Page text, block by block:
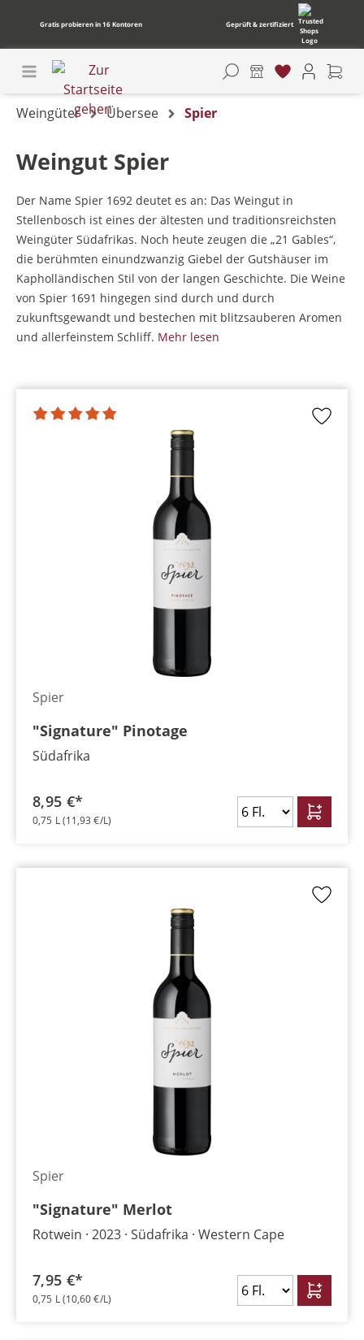
Gratis probieren in 16 Kontoren Geprüft & zertifiziert
Weingüter Übersee Spier
Weingut Spier
Der Name Spier 1692 deutet es an: Das Weingut in
Stellenbosch ist eines der ältesten und traditionsreichsten
Weingüter Südafrikas. Noch heute zeugen die „21 Gables“,
die berühmten einundzwanzig Giebel der Gutshäuser im
Kapholländischen Stil von der langen Geschichte. Die Weine
von Spier 1691 hingegen sind durch und durch
zukunftsgewandt und bestechen mit blitzsauberen Aromen
und allerfeinstem Schliff. Mehr lesen
Spier
"Signature" Pinotage
Südafrika
8,95 €*
0,75 L(11,93 €/L)
Spier
"Signature" Merlot
Rotwein 2023 Südafrika Western Cape
7,95 €*
0,75 L(10,60 €/L)